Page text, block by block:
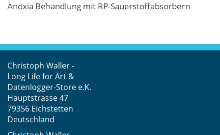
Anoxia Behandlung mit RP-Sauerstoffabsorbern
Christoph Waller -
Long Life for Art &
Datenlogger-Store e.K.
Hauptstrasse 47
79356 Eichstetten
Deutschland